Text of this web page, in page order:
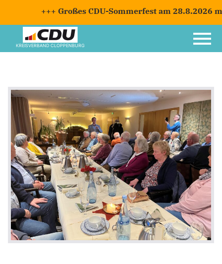
+++ Großes CDU-Sommerfest am 28.8.2026
KREISVERBAND CLOPPENBURG